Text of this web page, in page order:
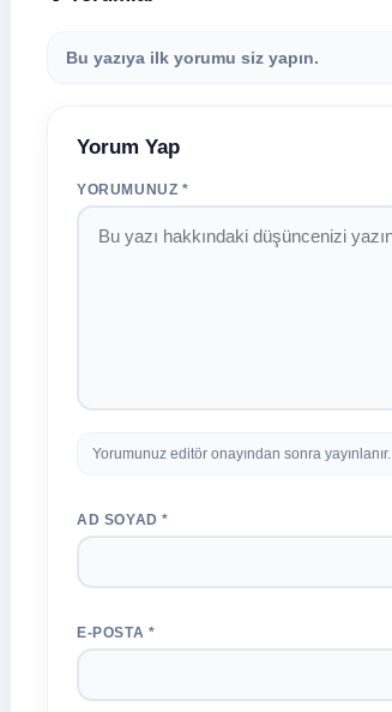
Bu yazıya ilk yorumu siz yapın.
Yorum Yap
YORUMUNUZ *
Yorumunuz editör onayından sonra yayınlanır.
AD SOYAD *
E-POSTA *